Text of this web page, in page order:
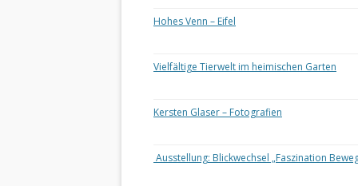
Hohes Venn – Eifel
Vielfältige Tierwelt im heimischen Garten
Kersten Glaser – Fotografien
Ausstellung: Blickwechsel „Faszination